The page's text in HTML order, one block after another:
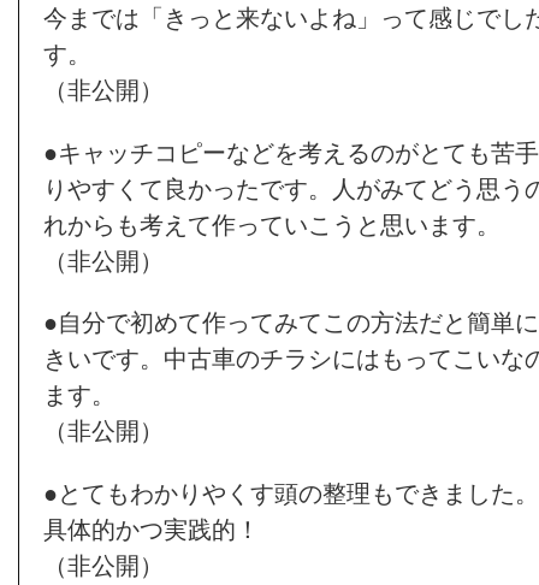
今までは「きっと来ないよね」って感じでし
す。
（非公開）
●キャッチコピーなどを考えるのがとても苦
りやすくて良かったです。人がみてどう思う
れからも考えて作っていこうと思います。
（非公開）
●自分で初めて作ってみてこの方法だと簡単
きいです。中古車のチラシにはもってこいな
ます。
（非公開）
●とてもわかりやくす頭の整理もできました
具体的かつ実践的！
（非公開）